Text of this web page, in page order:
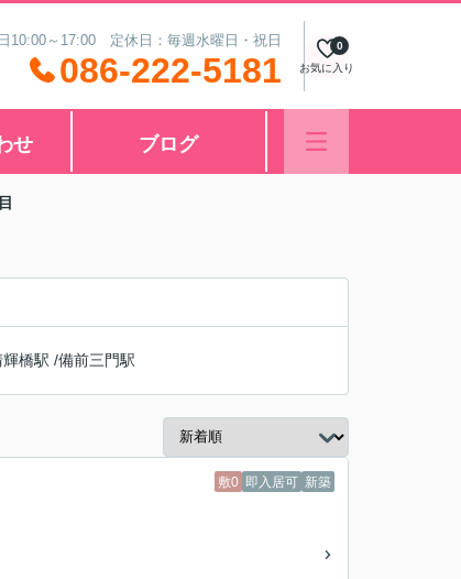
10:00～17:00 定休日：毎週水曜日・祝日
086-222-5181 お気に入り
0
せ ブログ
輝橋駅 /備前三門駅
敷0 即入居可 新築